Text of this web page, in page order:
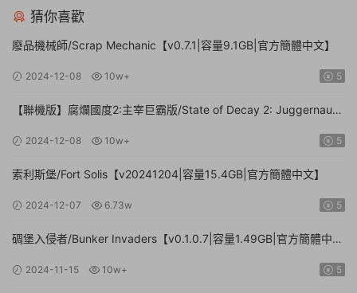
猜你喜歡
廢品機械師/Scrap Mechanic【v0.7.1|容量9.1GB|官方簡體中文】
2024-12-08 10w+ 5
【聯機版】腐爛國度2:主宰巨霸版/State of Decay 2: Juggernaut
2024-12-08 10w+ 5
索利斯堡/Fort Solis【v20241204|容量15.4GB|官方簡體中文】
2024-12-07 6.73w 5
碉堡入侵者/Bunker Invaders【v0.1.0.7|容量1.49GB|官方簡體中
2024-11-15 10w+ 5